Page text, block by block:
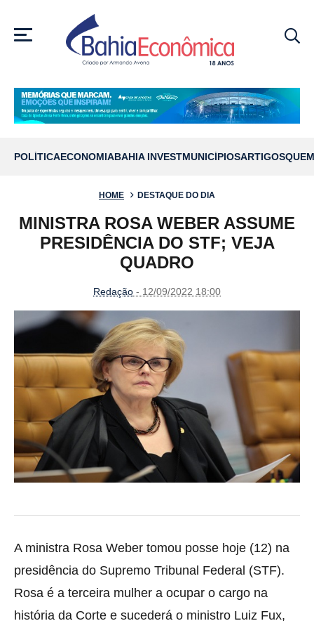
MENU
POLÍTICAECONOMIABAHIA INVESTMUNICÍPIOSARTIGOS
HOME DESTAQUE DO DIA
MINISTRA ROSA WEBER ASSUME
PRESIDÊNCIA DO STF; VEJA
QUADRO
Redação - 12/09/2022 18:00
A ministra Rosa Weber tomou posse hoje (12) na
presidência do Supremo Tribunal Federal (STF).
Rosa é a terceira mulher a ocupar o cargo na
história da Corte e sucederá o ministro Luiz Fux,